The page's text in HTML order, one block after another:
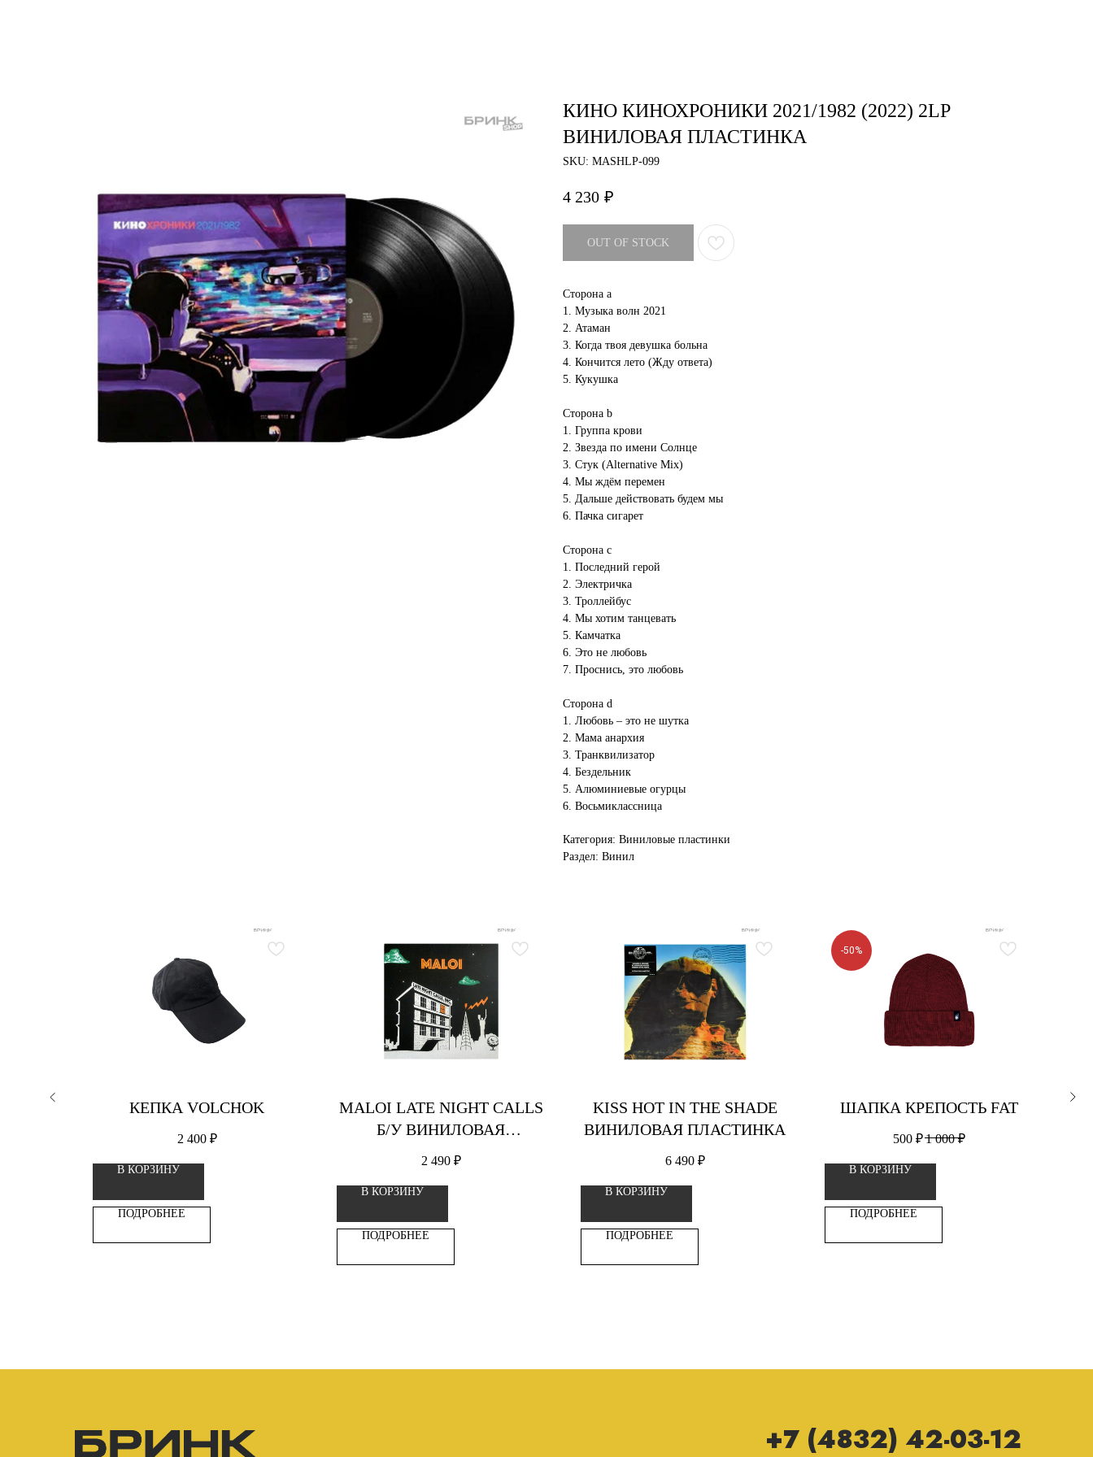
КИНО КИНОХРОНИКИ 2021/1982 (2022) 2LP
ВИНИЛОВАЯ ПЛАСТИНКА
SKU: MASHLP-099
4 230 ₽
OUT OF STOCK
Сторона a
1. Музыка волн 2021
2. Атаман
3. Когда твоя девушка больна
4. Кончится лето (Жду ответа)
5. Кукушка
Сторона b
1. Группа крови
2. Звезда по имени Солнце
3. Стук (Alternative Mix)
4. Мы ждём перемен
5. Дальше действовать будем мы
6. Пачка сигарет
Сторона c
1. Последний герой
2. Электричка
3. Троллейбус
4. Мы хотим танцевать
5. Камчатка
6. Это не любовь
7. Проснись, это любовь
Сторона d
1. Любовь – это не шутка
2. Мама анархия
3. Транквилизатор
4. Бездельник
5. Алюминиевые огурцы
6. Восьмиклассница
Категория: Виниловые пластинки
Раздел: Винил
КЕПКА VOLCHOK
2 400 ₽
В КОРЗИНУ
ПОДРОБНЕЕ
MALOI LATE NIGHT CALLS
Б/У ВИНИЛОВАЯ
ПЛАСТИНКА
2 490 ₽
В КОРЗИНУ
ПОДРОБНЕЕ
KISS HOT IN THE SHADE
ВИНИЛОВАЯ ПЛАСТИНКА
6 490 ₽
В КОРЗИНУ
ПОДРОБНЕЕ
-50%
ШАПКА КРЕПОСТЬ FAT
500 ₽1 000 ₽
В КОРЗИНУ
ПОДРОБНЕЕ
+7 (4832) 42-03-12